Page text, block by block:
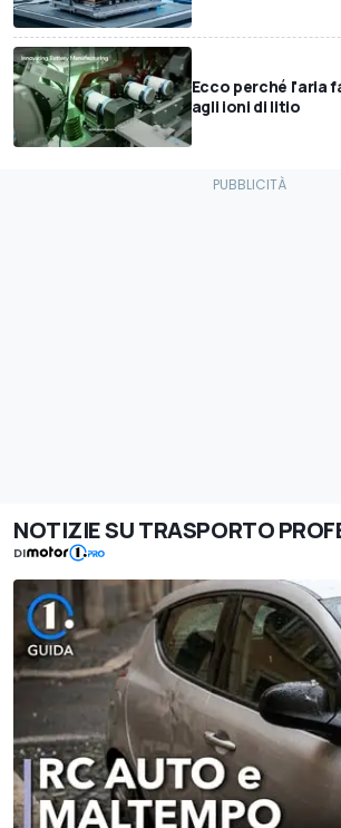
Ecco perché l'aria
agli ioni di litio
NOTIZIE SU TRASPORTO
DI